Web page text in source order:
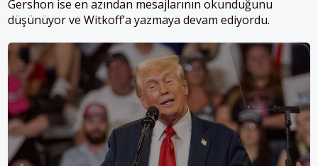
Gershon ise en azından mesajlarının okunduğunu
düşünüyor ve Witkoff’a yazmaya devam ediyordu.